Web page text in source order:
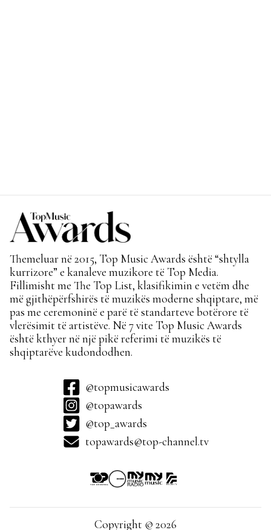
Themeluar në 2015, Top Music Awards është “shtylla
kurrizore” e kanaleve muzikore të Top Media.
Fillimisht me The Top List, klasifikimin e vetëm dhe
më gjithëpërfshirës të muzikës moderne shqiptare, më
pas me ceremoninë e parë të standarteve botërore të
vlerësimit të artistëve. Në 7 vite Top Music Awards
është kthyer në një pikë referimi të muzikës të
shqiptarëve kudondodhen.
@topmusicawards
@topawards
@top_awards
topawards@top-channel.tv
Copyright © 2026